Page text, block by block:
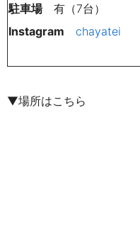
駐車場有（7台）
Instagram
chayatei
▼場所はこちら